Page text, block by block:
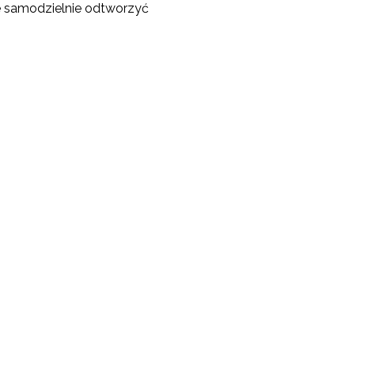
samodzielnie odtworzyć